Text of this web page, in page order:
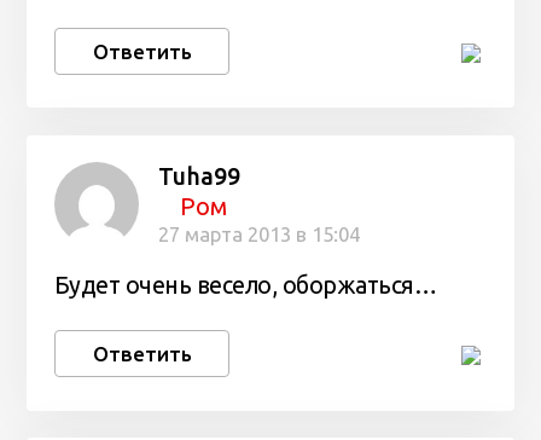
Ответить
Tuha99
Ром
27 марта 2013 в 15:04
Будет очень весело, оборжаться…
Ответить